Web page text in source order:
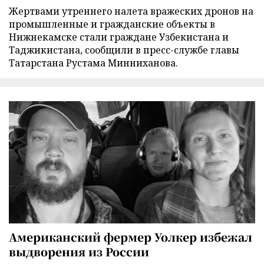
Жертвами утреннего налета вражеских дронов на
промышленные и гражданские объекты в
Нижнекамске стали граждане Узбекистана и
Таджикистана, сообщили в пресс-службе главы
Татарстана Рустама Минниханова.
Американский фермер Уолкер избежал
выдворения из России